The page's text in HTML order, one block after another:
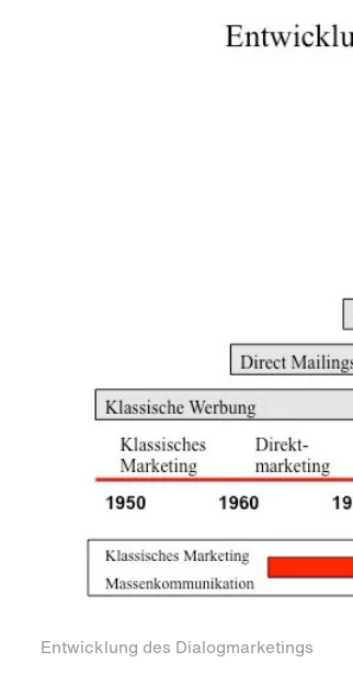
Entwicklung des Dialogmarketings